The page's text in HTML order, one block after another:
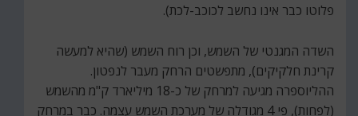
פלוטו כבר אינו נחשב לכוכב-לכת).
השדה המגנטי של השמש, וכן רוח השמש (שהיא למעשה
קרינת חלקיקים), מתפשטים הרחק מעבר לנפטון.
ההליוספרה מגיעה למרחק של כ-18 מיליארד ק"מ מהשמש
(לפחות), פי 4 מגודלה של מערכת השמש עצמה. כבר במרחק